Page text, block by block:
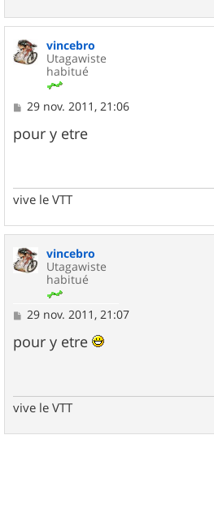
vincebro
Utagawiste
habitué
M
s
s
29 nov. 2011, 21:06
pour y etre
vive le VTT
vincebro
Utagawiste
habitué
M
s
s
29 nov. 2011, 21:07
pour y etre
vive le VTT